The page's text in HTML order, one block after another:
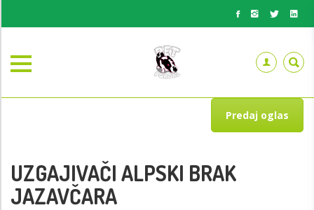
Predaj oglas
UZGAJIVAČI ALPSKI BRAK
JAZAVČARA